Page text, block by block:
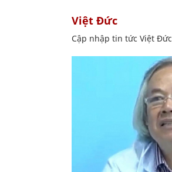
Việt Đức
Cập nhập tin tức Việt Đức